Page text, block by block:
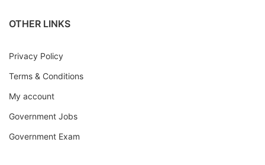
OTHER LINKS
Privacy Policy
Terms & Conditions
My account
Government Jobs
Government Exam